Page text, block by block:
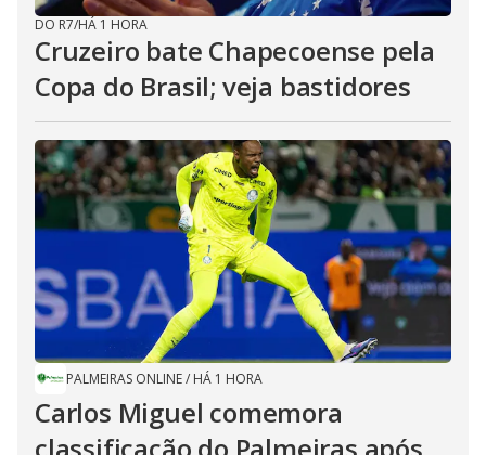
DO R7/HÁ 1 HORA
Cruzeiro bate Chapecoense pela
Copa do Brasil; veja bastidores
PALMEIRAS ONLINE/ HÁ 1 HORA
Carlos Miguel comemora